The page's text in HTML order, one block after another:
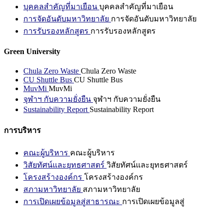
บุคคลสำคัญที่มาเยือน บุคคลสำคัญที่มาเยือน
การจัดอันดับมหาวิทยาลัย การจัดอันดับมหาวิทยาลัย
การรับรองหลักสูตร การรับรองหลักสูตร
Green University
Chula Zero Waste Chula Zero Waste
CU Shuttle Bus CU Shuttle Bus
MuvMi MuvMi
จุฬาฯ กับความยั่งยืน จุฬาฯ กับความยั่งยืน
Sustainability Report Sustainability Report
การบริหาร
คณะผู้บริหาร คณะผู้บริหาร
วิสัยทัศน์และยุทธศาสตร์ วิสัยทัศน์และยุทธศาสตร์
โครงสร้างองค์กร โครงสร้างองค์กร
สภามหาวิทยาลัย สภามหาวิทยาลัย
การเปิดเผยข้อมูลสู่สาธารณะ การเปิดเผยข้อมูลสู่